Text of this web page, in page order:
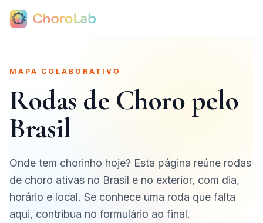
MAPA COLABORATIVO
Rodas de Choro pelo
Brasil
Onde tem chorinho hoje? Esta página reúne rodas
de choro ativas no Brasil e no exterior, com dia,
horário e local. Se conhece uma roda que falta
aqui, contribua no formulário ao final.